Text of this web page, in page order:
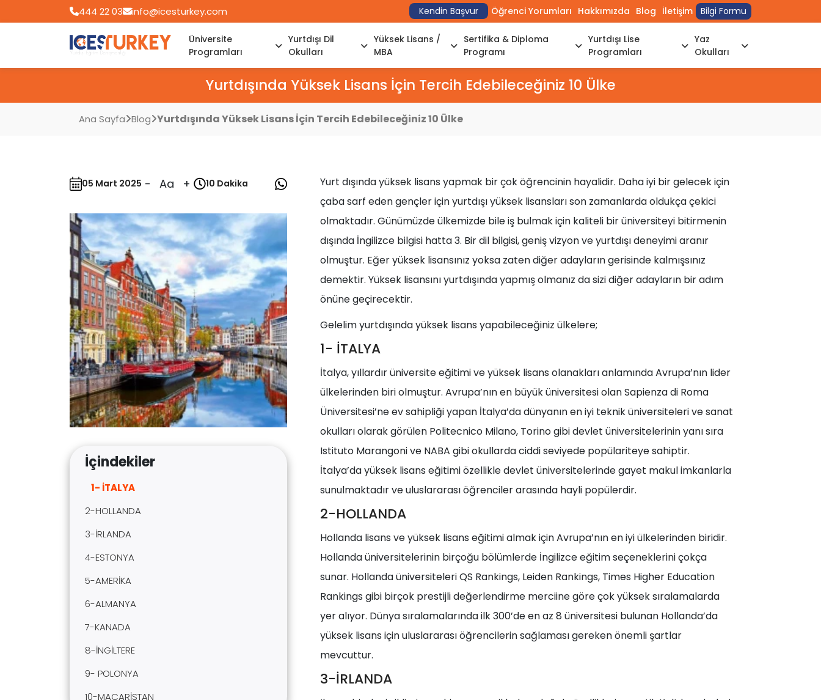
444 22 03 info@icesturkey.com Kendin Başvur Öğrenci Yorumları Hakkımızda Blog İletişim Bilgi Formu
Üniversite
Programları
Yurtdışı Dil
Okulları
Yüksek Lisans /
MBA
Sertifika & Diploma
Programı
Yurtdışı Lise
Programları
Yaz
Okulları
Yurtdışında Yüksek Lisans İçin Tercih Edebileceğiniz 10 Ülke
Ana Sayfa Blog Yurtdışında Yüksek Lisans İçin Tercih Edebileceğiniz 10 Ülke
05 Mart 2025 - Aa + 10 Dakika
İçindekiler
1- İTALYA
2-HOLLANDA
3-İRLANDA
4-ESTONYA
5-AMERİKA
6-ALMANYA
7-KANADA
8-İNGİLTERE
9- POLONYA
10-MACARİSTAN
Yurt dışında yüksek lisans yapmak bir çok öğrencinin hayalidir. Daha iyi bir gelecek için
çaba sarf eden gençler için yurtdışı yüksek lisansları son zamanlarda oldukça çekici
olmaktadır. Günümüzde ülkemizde bile iş bulmak için kaliteli bir üniversiteyi bitirmenin
dışında İngilizce bilgisi hatta 3. Bir dil bilgisi, geniş vizyon ve yurtdışı deneyimi aranır
olmuştur. Eğer yüksek lisansınız yoksa zaten diğer adayların gerisinde kalmışsınız
demektir. Yüksek lisansını yurtdışında yapmış olmanız da sizi diğer adayların bir adım
önüne geçirecektir.
Gelelim yurtdışında yüksek lisans yapabileceğiniz ülkelere;
1- İTALYA
İtalya, yıllardır üniversite eğitimi ve yüksek lisans olanakları anlamında Avrupa’nın lider
ülkelerinden biri olmuştur. Avrupa’nın en büyük üniversitesi olan Sapienza di Roma
Üniversitesi’ne ev sahipliği yapan İtalya’da dünyanın en iyi teknik üniversiteleri ve sanat
okulları olarak görülen Politecnico Milano, Torino gibi devlet üniversitelerinin yanı sıra
Istituto Marangoni ve NABA gibi okullarda ciddi seviyede popülariteye sahiptir.
İtalya’da yüksek lisans eğitimi özellikle devlet üniversitelerinde gayet makul imkanlarla
sunulmaktadır ve uluslararası öğrenciler arasında hayli popülerdir.
2-HOLLANDA
Hollanda lisans ve yüksek lisans eğitimi almak için Avrupa’nın en iyi ülkelerinden biridir.
Hollanda üniversitelerinin birçoğu bölümlerde İngilizce eğitim seçeneklerini çokça
sunar. Hollanda üniversiteleri QS Rankings, Leiden Rankings, Times Higher Education
Rankings gibi birçok prestijli değerlendirme merciine göre çok yüksek sıralamalarda
yer alıyor. Dünya sıralamalarında ilk 300’de en az 8 üniversitesi bulunan Hollanda’da
yüksek lisans için uluslararası öğrencilerin sağlaması gereken önemli şartlar
mevcuttur.
3-İRLANDA